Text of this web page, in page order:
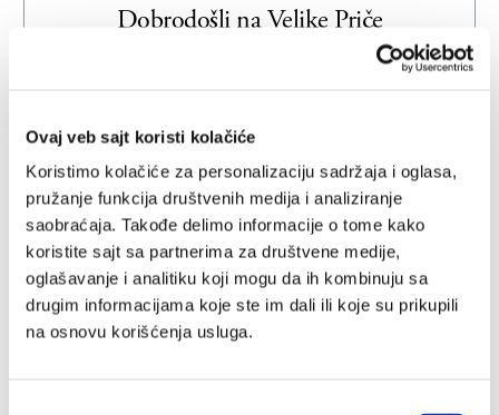
Ovaj veb sajt koristi kolačiće
Koristimo kolačiće za personalizaciju sadržaja i oglasa,
pružanje funkcija društvenih medija i analiziranje
saobraćaja. Takođe delimo informacije o tome kako
koristite sajt sa partnerima za društvene medije,
oglašavanje i analitiku koji mogu da ih kombinuju sa
drugim informacijama koje ste im dali ili koje su prikupili
na osnovu korišćenja usluga.
Dobrodošli naVelike Priče
Unesite svoju adresu e-pošte da biste se prijavili ili kreirali
Email adresa
Lozinka